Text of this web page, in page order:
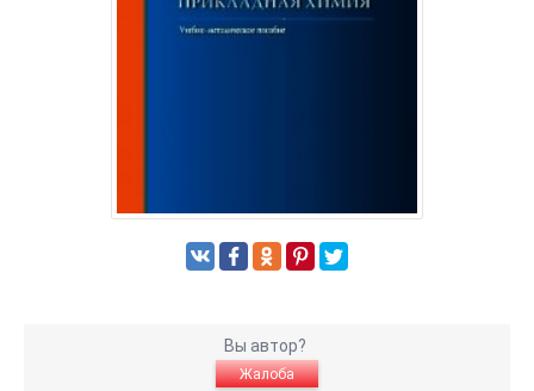
Вы автор?
Жалоба